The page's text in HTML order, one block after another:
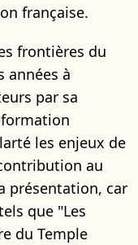
française.
frontières du
années à
par sa
les enjeux de
au
présentation, car
que "Les
du Temple